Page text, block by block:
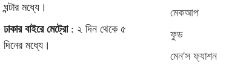
ঘন্টার মধ্যে।
ঢাকার বাইরে মেট্রো: ২ দিন থেকে ৫
দিনের মধ্যে।
মেকআপ
ফুড
মেন'স ফ্যাশন